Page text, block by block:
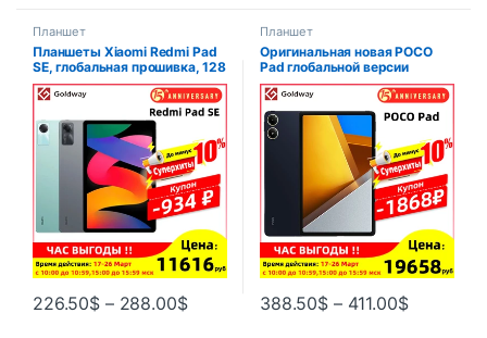
Планшет
Планшеты Xiaomi Redmi Pad
SE, глобальная прошивка, 128
ГБ 256 ГБ, экран 11 дюймов
FHD + 90 Гц, Восьмиядерный
процессор Snapdragon 680,
Mi Tabet SE, аккумулятор
8000 мАч
226.50$ – 288.00$
Планшет
Оригинальная новая POCO
Pad глобальной версии
Snapdragon 7s Gen 2 Dolby
Atmos 12.1 “2.5K дисплей
10000mAh батареи POCO
таблетки
388.50$ – 411.00$